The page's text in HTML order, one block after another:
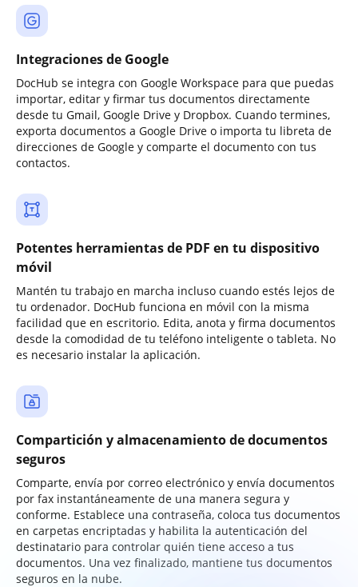
Integraciones de Google
DocHub se integra con Google Workspace para que puedas
importar, editar y firmar tus documentos directamente
desde tu Gmail, Google Drive y Dropbox. Cuando termines,
exporta documentos a Google Drive o importa tu libreta de
direcciones de Google y comparte el documento con tus
contactos.
Potentes herramientas de PDF en tu dispositivo
móvil
Mantén tu trabajo en marcha incluso cuando estés lejos de
tu ordenador. DocHub funciona en móvil con la misma
facilidad que en escritorio. Edita, anota y firma documentos
desde la comodidad de tu teléfono inteligente o tableta. No
es necesario instalar la aplicación.
Compartición y almacenamiento de documentos
seguros
Comparte, envía por correo electrónico y envía documentos
por fax instantáneamente de una manera segura y
conforme. Establece una contraseña, coloca tus documentos
en carpetas encriptadas y habilita la autenticación del
destinatario para controlar quién tiene acceso a tus
documentos. Una vez finalizado, mantiene tus documentos
seguros en la nube.